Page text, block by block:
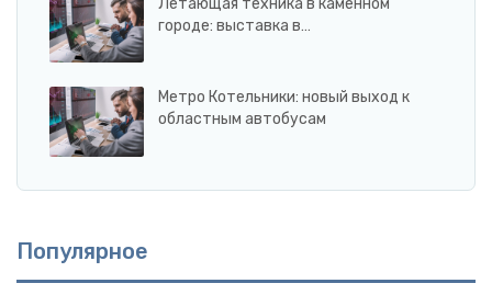
городе: выставка в…
Метро Котельники: новый выход к
областным автобусам
Популярное